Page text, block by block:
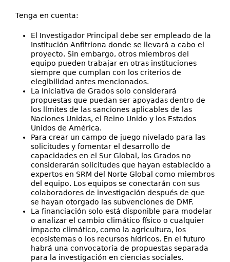
Tenga en cuenta:
El Investigador Principal debe ser empleado de la
Institución Anfitriona donde se llevará a cabo el
proyecto. Sin embargo, otros miembros del
equipo pueden trabajar en otras instituciones
siempre que cumplan con los criterios de
elegibilidad antes mencionados.
La Iniciativa de Grados solo considerará
propuestas que puedan ser apoyadas dentro de
los límites de las sanciones aplicables de las
Naciones Unidas, el Reino Unido y los Estados
Unidos de América.
Para crear un campo de juego nivelado para las
solicitudes y fomentar el desarrollo de
capacidades en el Sur Global, los Grados no
considerarán solicitudes que hayan establecido a
expertos en SRM del Norte Global como miembros
del equipo. Los equipos se conectarán con sus
colaboradores de investigación después de que
se hayan otorgado las subvenciones de DMF.
La financiación solo está disponible para modelar
o analizar el cambio climático físico o cualquier
impacto climático, como la agricultura, los
ecosistemas o los recursos hídricos. En el futuro
habrá una convocatoria de propuestas separada
para la investigación en ciencias sociales.